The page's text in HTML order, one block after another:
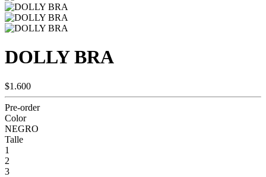
DOLLY BRA
$1.600
Pre-order
Color
NEGRO
Talle
1
2
3